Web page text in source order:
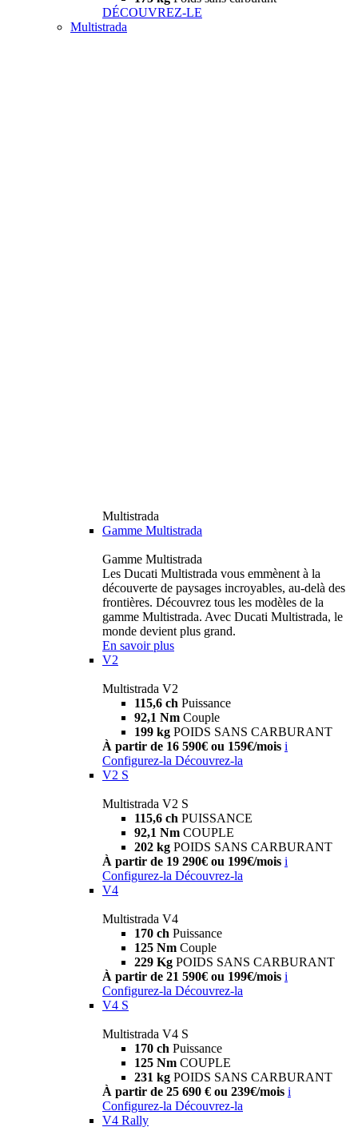
DÉCOUVREZ-LE
Multistrada
Multistrada
Gamme Multistrada
Gamme Multistrada
Les Ducati Multistrada vous emmènent à la
découverte de paysages incroyables, au-delà des
frontières. Découvrez tous les modèles de la
gamme Multistrada. Avec Ducati Multistrada, le
monde devient plus grand.
En savoir plus
V2
Multistrada V2
115,6 ch Puissance
92,1 Nm Couple
199 kg POIDS SANS CARBURANT
À partir de 16 590€ ou 159€/mois i
Configurez-la Découvrez-la
V2 S
Multistrada V2 S
115,6 ch PUISSANCE
92,1 Nm COUPLE
202 kg POIDS SANS CARBURANT
À partir de 19 290€ ou 199€/mois i
Configurez-la Découvrez-la
V4
Multistrada V4
170 ch Puissance
125 Nm Couple
229 Kg POIDS SANS CARBURANT
À partir de 21 590€ ou 199€/mois i
Configurez-la Découvrez-la
V4 S
Multistrada V4 S
170 ch Puissance
125 Nm COUPLE
231 kg POIDS SANS CARBURANT
À partir de 25 690 € ou 239€/mois i
Configurez-la Découvrez-la
V4 Rally